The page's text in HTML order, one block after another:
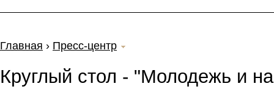
Главная › Пресс-центр
Круглый стол - "Молодежь и